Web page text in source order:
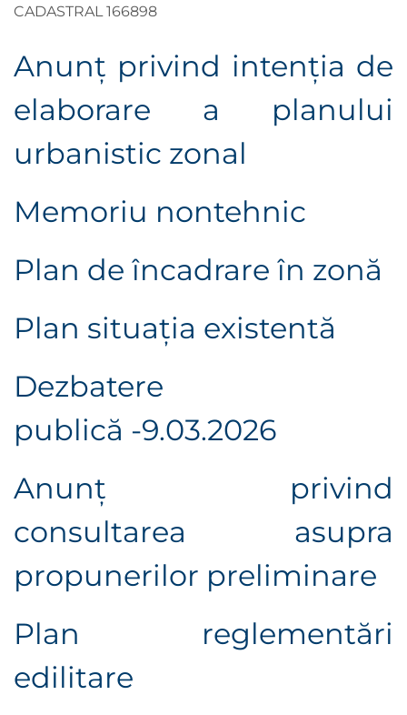
CADASTRAL 166898
Anunţ privind intenţia de
elaborare a planului
urbanistic zonal
Memoriu nontehnic
Plan de încadrare în zonă
Plan situaţia existentă
Dezbatere
publică -9.03.2026
Anunţ privind
consultarea asupra
propunerilor preliminare
Plan reglementări
edilitare